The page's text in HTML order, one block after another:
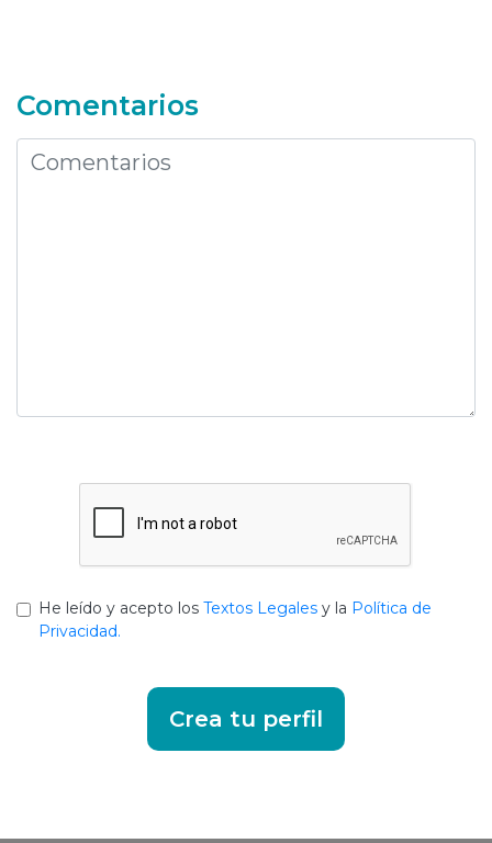
Comentarios
He leído y acepto los Textos Legales y la Política de
Privacidad.